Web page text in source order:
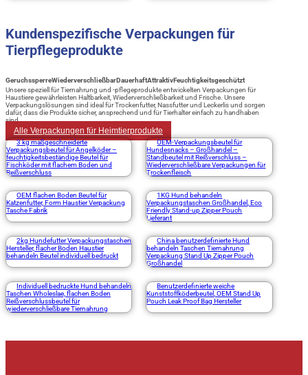
Kundenspezifische Verpackungen für
Tierpflegeprodukte
GeruchssperreWiederverschließbarDauerhaftAttraktivFeuchtigkeitsgeschützt
Unsere speziell für Tiernahrung und -pflegeprodukte entwickelten Verpackungen für
Haustiere gewährleisten Haltbarkeit, Wiederverschließbarkeit und Frische. Unsere
Verpackungslösungen sind ideal für Trockenfutter, Nassfutter und Leckerlis und sorgen
dafür, dass die Produkte sicher, ansprechend und für Tierhalter einfach zu handhaben
sind.
Alle Verpackungen für Heimtierprodukte
3 kg maßgeschneiderte
Verpackungsbeutel für Angelköder –
feuchtigkeitsbeständige Beutel für
Fischköder mit flachem Boden und
Reißverschluss
OEM-Verpackungsbeutel für
Hundesnacks – Großhandel –
Standbeutel mit Reißverschluss –
Wiederverschließbare Verpackungen für
Trockenfleisch
OEM flachen Boden Beutel für
Katzenfutter, Form Haustier Verpackung
Tasche Fabrik
1KG Hund behandeln
Verpackungstaschen Großhandel, Eco
Friendly Stand-up Zipper Pouch
Lieferant
2kg Hundefutter Verpackungstaschen
Hersteller, flacher Boden Haustier
behandeln Beutel individuell bedruckt
China benutzerdefinierte Hund
behandeln Taschen Tiernahrung
Verpackung Stand Up Zipper Pouch
Großhandel
Individuell bedruckte Hund behandeln
Taschen Wholeslae, flachen Boden
Reißverschlussbeutel für
wiederverschließbare Tiernahrung
Benutzerdefinierte weiche
Kunststoffköderbeutel, OEM Stand Up
Pouch Leak Proof Bag Hersteller